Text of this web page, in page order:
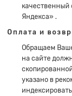
качественный
Яндекса» .
Оплата и
Обращаем
на сайте
указано в